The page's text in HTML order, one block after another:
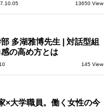
13650 View
多湖雅博先生 | 対話型組
の高め方とは
145 View
×大学職員。働く女性の今